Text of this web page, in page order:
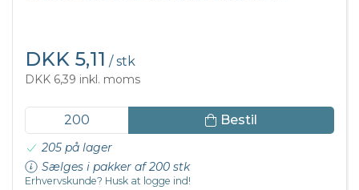
DKK 5,11 / stk
DKK 6,39 inkl. moms
Bestil
205 på lager
Sælges i pakker af 200 stk
Erhvervskunde? Husk at logge ind!